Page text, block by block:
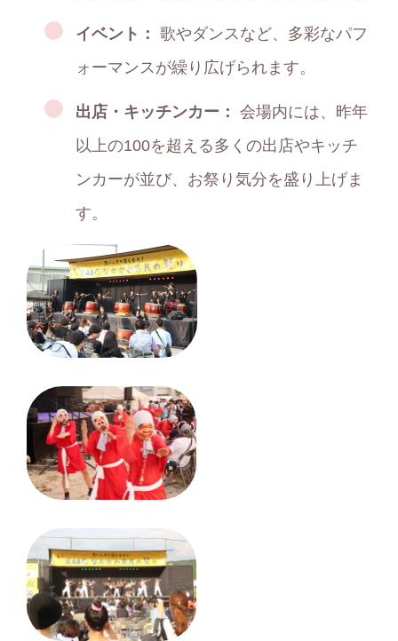
イベント： 歌やダンスなど、多彩なパフ
ォーマンスが繰り広げられます。
出店・キッチンカー： 会場内には、昨年
以上の100を超える多くの出店やキッチ
ンカーが並び、お祭り気分を盛り上げま
す。